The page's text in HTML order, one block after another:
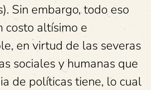
Sin embargo, todo eso
costo altísimo e
en virtud de las severas
sociales y humanas que
de políticas tiene, lo cual